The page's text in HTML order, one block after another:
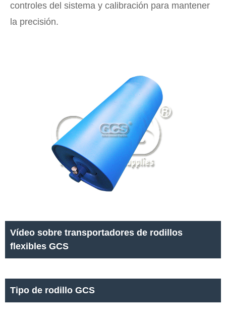
controles del sistema y calibración para mantener
la precisión.
Vídeo sobre transportadores de rodillos
flexibles GCS
Tipo de rodillo GCS